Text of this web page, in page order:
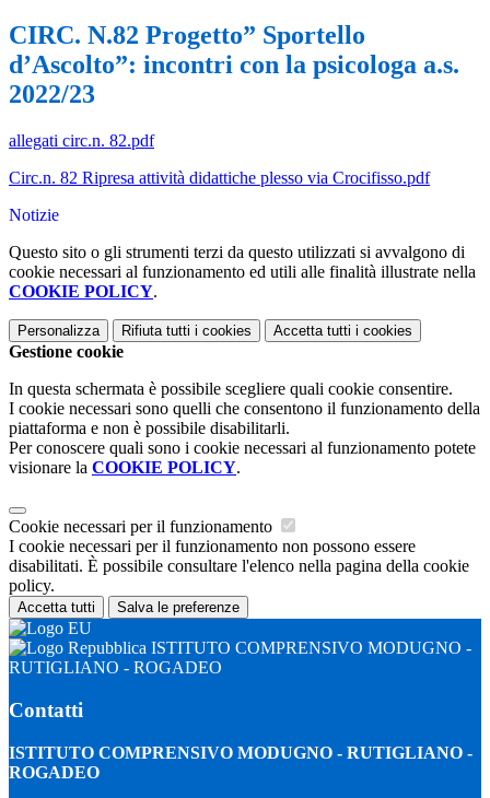
CIRC. N.82 Progetto” Sportello
d’Ascolto”: incontri con la psicologa a.s.
2022/23
allegati circ.n. 82.pdf
Circ.n. 82 Ripresa attività didattiche plesso via Crocifisso.pdf
Notizie
Questo sito o gli strumenti terzi da questo utilizzati si avvalgono di
cookie necessari al funzionamento ed utili alle finalità illustrate nella
COOKIE POLICY.
Personalizza Rifiuta tutti i cookies Accetta tutti i cookies
Gestione cookie
In questa schermata è possibile scegliere quali cookie consentire.
I cookie necessari sono quelli che consentono il funzionamento della
piattaforma e non è possibile disabilitarli.
Per conoscere quali sono i cookie necessari al funzionamento potete
visionare la COOKIE POLICY.
Cookie necessari per il funzionamento
I cookie necessari per il funzionamento non possono essere
disabilitati. È possibile consultare l'elenco nella pagina della cookie
policy.
Accetta tutti Salva le preferenze
ISTITUTO COMPRENSIVO MODUGNO -
RUTIGLIANO - ROGADEO
Contatti
ISTITUTO COMPRENSIVO MODUGNO - RUTIGLIANO -
ROGADEO